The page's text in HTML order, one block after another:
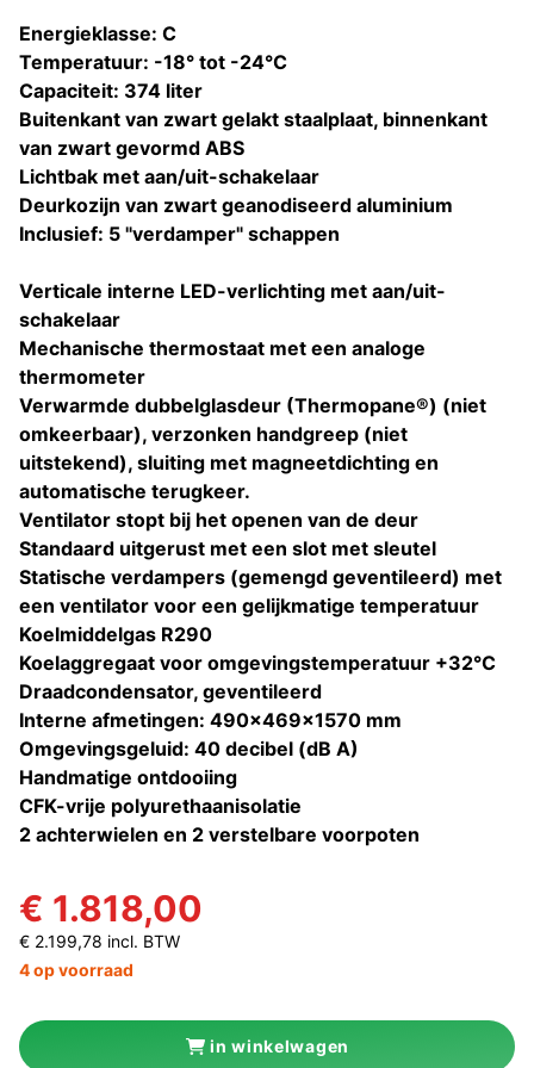
Energieklasse: C
Temperatuur: -18° tot -24°C
Capaciteit: 374 liter
Buitenkant van zwart gelakt staalplaat, binnenkant
van zwart gevormd ABS
Lichtbak met aan/uit-schakelaar
Deurkozijn van zwart geanodiseerd aluminium
Inclusief: 5 "verdamper" schappen
Verticale interne LED-verlichting met aan/uit-
schakelaar
Mechanische thermostaat met een analoge
thermometer
Verwarmde dubbelglasdeur (Thermopane®) (niet
omkeerbaar), verzonken handgreep (niet
uitstekend), sluiting met magneetdichting en
automatische terugkeer.
Ventilator stopt bij het openen van de deur
Standaard uitgerust met een slot met sleutel
Statische verdampers (gemengd geventileerd) met
een ventilator voor een gelijkmatige temperatuur
Koelmiddelgas R290
Koelaggregaat voor omgevingstemperatuur +32°C
Draadcondensator, geventileerd
Interne afmetingen: 490x469x1570 mm
Omgevingsgeluid: 40 decibel (dB A)
Handmatige ontdooiing
CFK-vrije polyurethaanisolatie
2 achterwielen en 2 verstelbare voorpoten
€ 1.818,00
€ 2.199,78 incl. BTW
4 op voorraad
in winkelwagen